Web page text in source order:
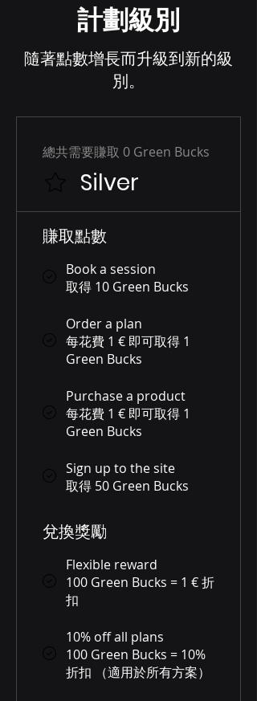
計劃級別
隨著點數增長而升級到新的級
別。
Silver
總共需要賺取 0 Green Bucks
賺取點數
Book a session
取得 10 Green Bucks
Order a plan
每花費 1 € 即可取得 1
Green Bucks
Purchase a product
每花費 1 € 即可取得 1
Green Bucks
Sign up to the site
取得 50 Green Bucks
兌換獎勵
Flexible reward
100 Green Bucks = 1 € 折
扣
10% off all plans
100 Green Bucks = 10%
折扣 （適用於所有方案）